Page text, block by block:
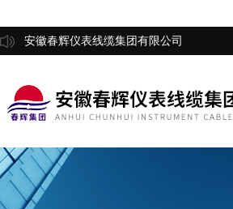
安徽春辉仪表线缆集团有限公司